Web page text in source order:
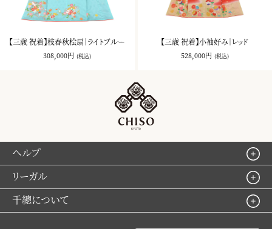
【三歳 祝着】枝春秋桧扇｜ライトブルー
308,000円 (税込)
【三歳 祝着】小袖好み｜レッド
528,000円 (税込)
ヘルプ
リーガル
千總について